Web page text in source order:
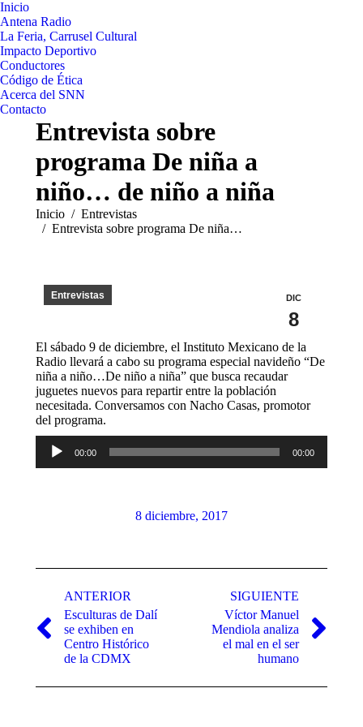
Inicio
Antena Radio
La Feria, Carrusel Cultural
Impacto Deportivo
Conductores
Código de Ética
Acerca del SNN
Contacto
Entrevista sobre
programa De niña a
niño… de niño a niña
Estás aquí:
Inicio
Entrevistas
Entrevista sobre programa De niña…
DIC
8
Entrevistas
El sábado 9 de diciembre, el Instituto Mexicano de la
Radio llevará a cabo su programa especial navideño “De
niña a niño…De niño a niña” que busca recaudar
juguetes nuevos para repartir entre la población
necesitada. Conversamos con Nacho Casas, promotor
del programa.
Reproductor
audio
00:00 00:00
8 diciembre, 2017
entre
publicaciones
ANTERIOR
Publicación
anterior:
Esculturas de Dalí
se exhiben en
Centro Histórico
de la CDMX
SIGUIENTE
Publicación
siguiente:
Víctor Manuel
Mendiola analiza
el mal en el ser
humano